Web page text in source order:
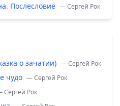
Послесловие — Сергей Рок
о зачатии) — Сергей Рок
чудо — Сергей Рок
Сергей Рок